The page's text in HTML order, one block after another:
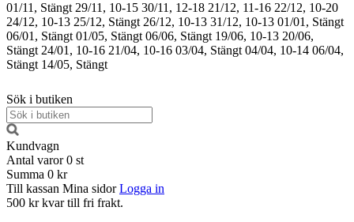
01/11, Stängt 29/11, 10-15 30/11, 12-18 21/12, 11-16 22/12, 10-20
24/12, 10-13 25/12, Stängt 26/12, 10-13 31/12, 10-13 01/01, Stängt
06/01, Stängt 01/05, Stängt 06/06, Stängt 19/06, 10-13 20/06,
Stängt 24/01, 10-16 21/04, 10-16 03/04, Stängt 04/04, 10-14 06/04,
Stängt 14/05, Stängt
Sök i butiken
Kundvagn
Antal varor 0 st
Summa 0 kr
Till kassan Mina sidor Logga in
500 kr kvar till fri frakt.